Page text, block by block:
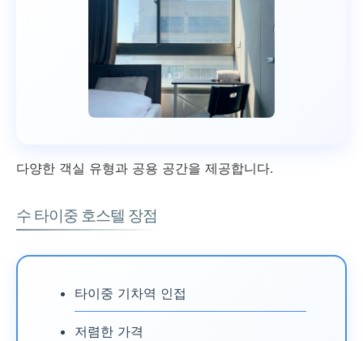
다양한 객실 유형과 공용 공간을 제공합니다.
수 타이중 호스텔 장점
타이중 기차역 인접
저렴한 가격